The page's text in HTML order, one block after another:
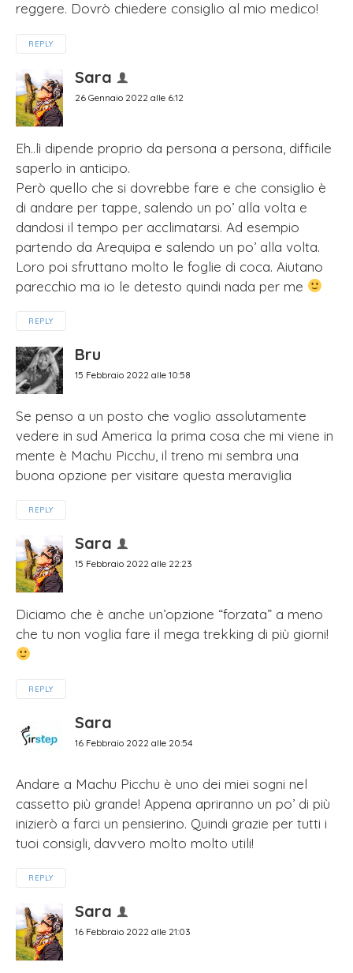
reggere. Dovrò chiedere consiglio al mio medico!
REPLY
Sara
26 Gennaio 2022 alle 6:12
Eh..lì dipende proprio da persona a persona, difficile
saperlo in anticipo.
Però quello che si dovrebbe fare e che consiglio è
di andare per tappe, salendo un po’ alla volta e
dandosi il tempo per acclimatarsi. Ad esempio
partendo da Arequipa e salendo un po’ alla volta.
Loro poi sfruttano molto le foglie di coca. Aiutano
parecchio ma io le detesto quindi nada per me
REPLY
Bru
15 Febbraio 2022 alle 10:58
Se penso a un posto che voglio assolutamente
vedere in sud America la prima cosa che mi viene in
mente è Machu Picchu, il treno mi sembra una
buona opzione per visitare questa meraviglia
REPLY
Sara
15 Febbraio 2022 alle 22:23
Diciamo che è anche un’opzione “forzata” a meno
che tu non voglia fare il mega trekking di più giorni!
REPLY
Sara
16 Febbraio 2022 alle 20:54
Andare a Machu Picchu è uno dei miei sogni nel
cassetto più grande! Appena apriranno un po’ di più
inizierò a farci un pensierino. Quindi grazie per tutti i
tuoi consigli, davvero molto molto utili!
REPLY
Sara
16 Febbraio 2022 alle 21:03